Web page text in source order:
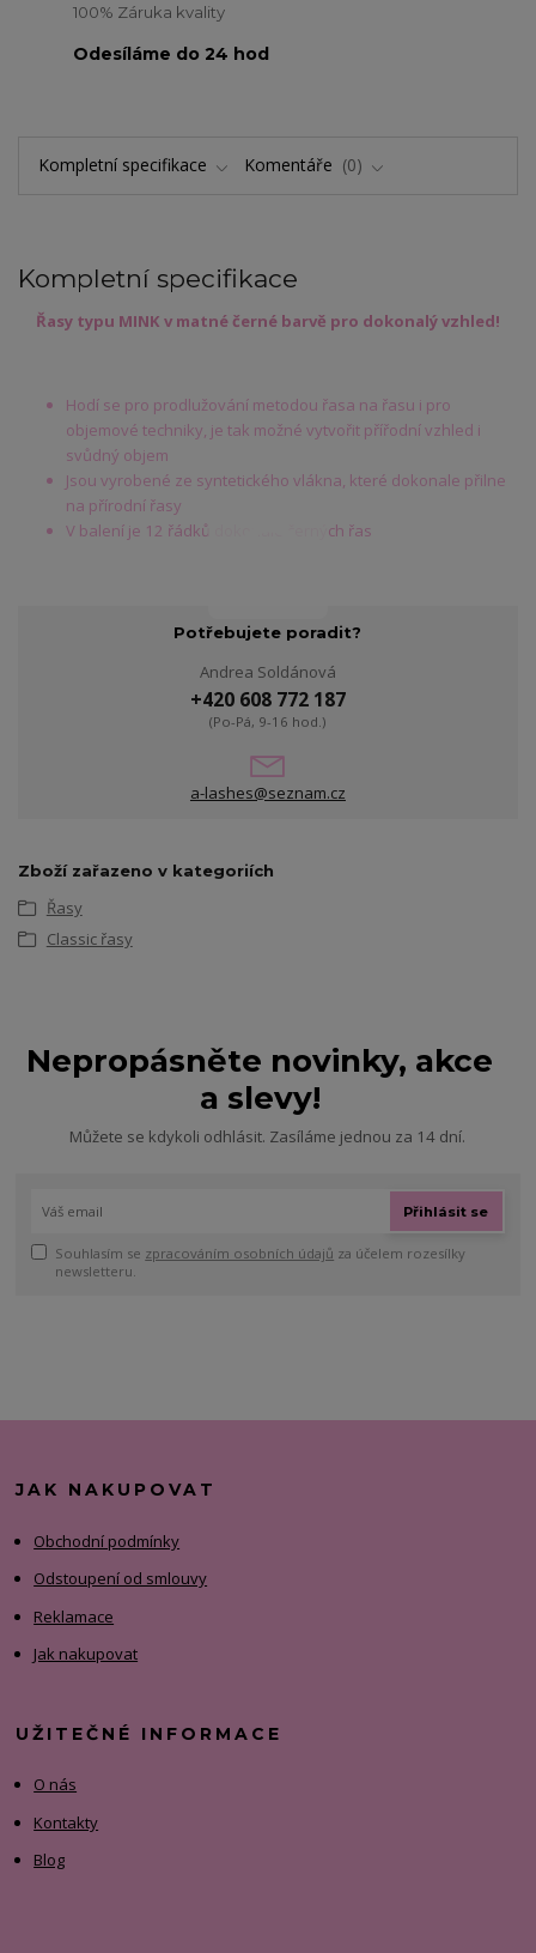
100% Záruka kvality
Odesíláme do 24 hod
Kompletní specifikace Komentáře 0
Kompletní specifikace
Řasy typu MINK v matné černé barvě pro dokonalý vzhled!
Hodí se pro prodlužování metodou řasa na řasu i pro
objemové techniky, je tak možné vytvořit přířodní vzhled i
svůdný objem
Jsou vyrobené ze syntetického vlákna, které dokonale přilne
na přírodní řasy
V balení je 12 řádků dokonale černých řas
Potřebujete poradit?
Andrea Soldánová
+420 608 772 187
(Po-Pá, 9-16 hod.)
a-lashes@seznam.cz
Zboží zařazeno v kategoriích
Řasy
Classic řasy
Nepropásněte novinky, akce
a slevy!
Můžete se kdykoli odhlásit. Zasíláme jednou za 14 dní.
Přihlásit se
Souhlasím se zpracováním osobních údajů za účelem rozesílky
newsletteru.
JAK NAKUPOVAT
Obchodní podmínky
Odstoupení od smlouvy
Reklamace
Jak nakupovat
UŽITEČNÉ INFORMACE
O nás
Kontakty
Blog